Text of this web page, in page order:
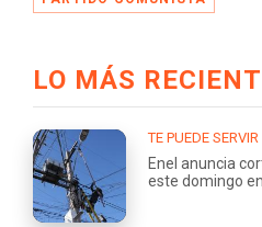
LO MÁS
TE PUEDE SERVIR
Enel anuncia
este domingo